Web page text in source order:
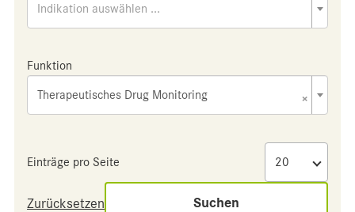
Indikation auswählen ...
Funktion
×
Therapeutisches Drug Monitoring
Einträge pro Seite
Zurücksetzen Suchen